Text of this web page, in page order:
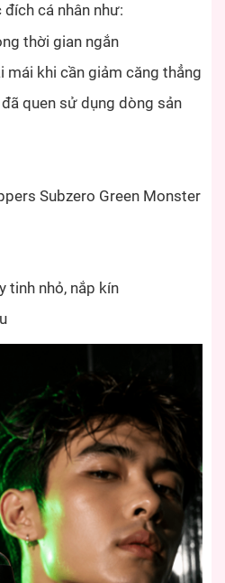
cá nhân như:
thời gian ngắn
mái khi cần giảm căng thẳng
quen sử dụng dòng sản
Subzero Green Monster
tinh nhỏ, nắp kín